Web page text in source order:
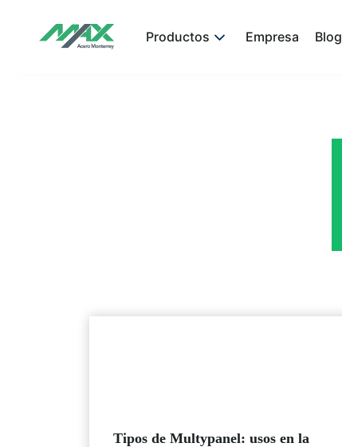
Productos Empresa Blog
Tipos de Multypanel: usos en la